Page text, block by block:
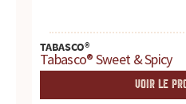
TABASCO®
Tabasco® Sweet & Spicy
VOIR LE